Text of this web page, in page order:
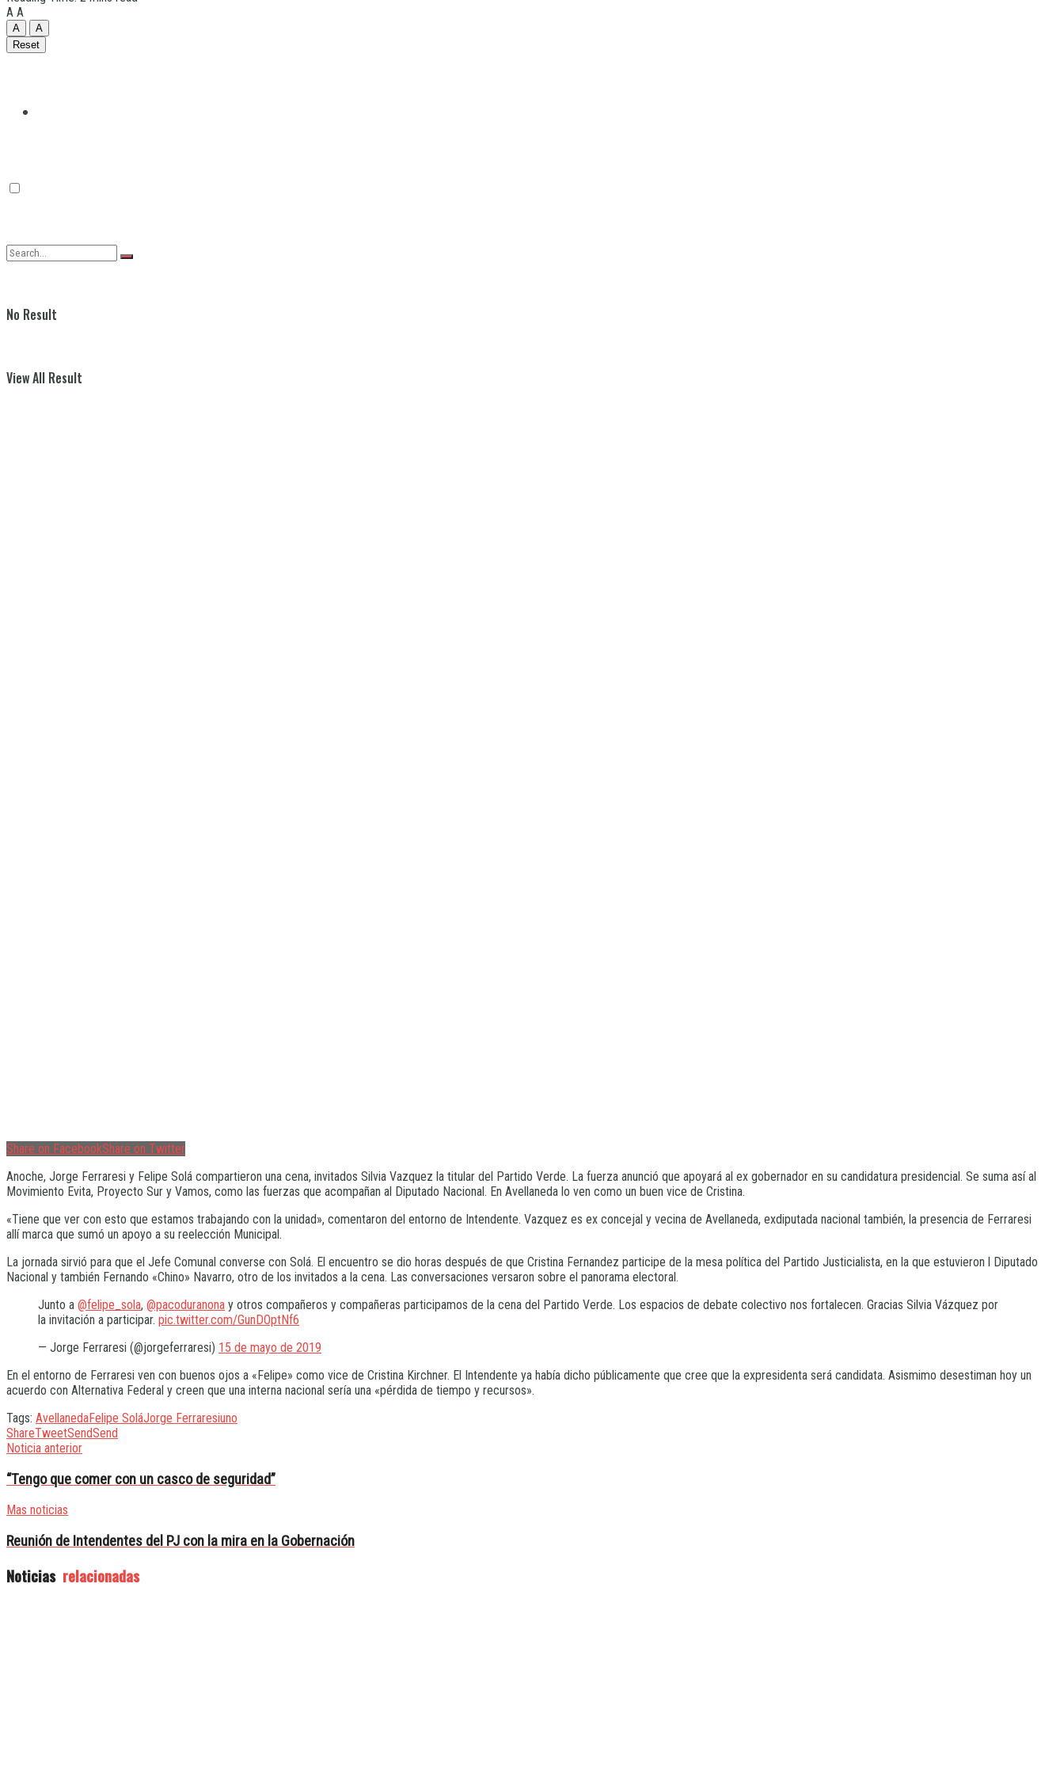
Quilmes
No Result
View All Result
A A
A
A
Reset
Share on FacebookShare on Twitter
Anoche, Jorge Ferraresi y Felipe Solá compartieron una cena, invitados Silvia Vazquez la titular del Partido Verde. La fuerza anunció que apoyará al ex gobernador en su candidatura presidencial. Se suma así al
Movimiento Evita, Proyecto Sur y Vamos, como las fuerzas que acompañan al Diputado Nacional. En Avellaneda lo ven como un buen vice de Cristina.
«Tiene que ver con esto que estamos trabajando con la unidad», comentaron del entorno de Intendente. Vazquez es ex concejal y vecina de Avellaneda, exdiputada nacional también, la presencia de Ferraresi
allí marca que sumó un apoyo a su reelección Municipal.
La jornada sirvió para que el Jefe Comunal converse con Solá. El encuentro se dio horas después de que Cristina Fernandez participe de la mesa política del Partido Justicialista, en la que estuvieron l Diputado
Nacional y también Fernando «Chino» Navarro, otro de los invitados a la cena. Las conversaciones versaron sobre el panorama electoral.
Junto a @felipe_sola, @pacoduranona y otros compañeros y compañeras participamos de la cena del Partido Verde. Los espacios de debate colectivo nos fortalecen. Gracias Silvia Vázquez por
la invitación a participar. pic.twitter.com/GunDOptNf6
— Jorge Ferraresi (@jorgeferraresi) 15 de mayo de 2019
En el entorno de Ferraresi ven con buenos ojos a «Felipe» como vice de Cristina Kirchner. El Intendente ya había dicho públicamente que cree que la expresidenta será candidata. Asismimo desestiman hoy un
acuerdo con Alternativa Federal y creen que una interna nacional sería una «pérdida de tiempo y recursos».
Tags: AvellanedaFelipe SoláJorge Ferraresiuno
ShareTweetSendSend
Noticia anterior
“Tengo que comer con un casco de seguridad”
Mas noticias
Reunión de Intendentes del PJ con la mira en la Gobernación
Noticias relacionadas